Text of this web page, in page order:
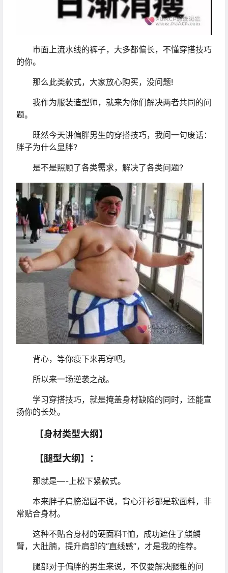
市面上流水线的裤子，大多都偏长，不懂穿搭技巧
的你。
那么此类款式，大家放心购买，没问题!
我作为服装造型师，就来为你们解决两者共同的问
题。
既然今天讲偏胖男生的穿搭技巧，我问一句废话：
胖子为什么显胖?
是不是照顾了各类需求，解决了各类问题?
背心，等你瘦下来再穿吧。
所以来一场逆袭之战。
学习穿搭技巧，就是掩盖身材缺陷的同时，还能宣
扬你的长处。
【身材类型大纲】
【腿型大纲】：
那就是—-上松下紧款式。
本来胖子肩膀溜圆不说，背心汗衫都是软面料，非
常贴合身材。
这种不贴合身材的硬面料T恤，成功遮住了麒麟
臂，大肚腩，提升肩部的“直线感”，才是我的推荐。
腿部对于偏胖的男生来说，不仅要解决腿粗的问